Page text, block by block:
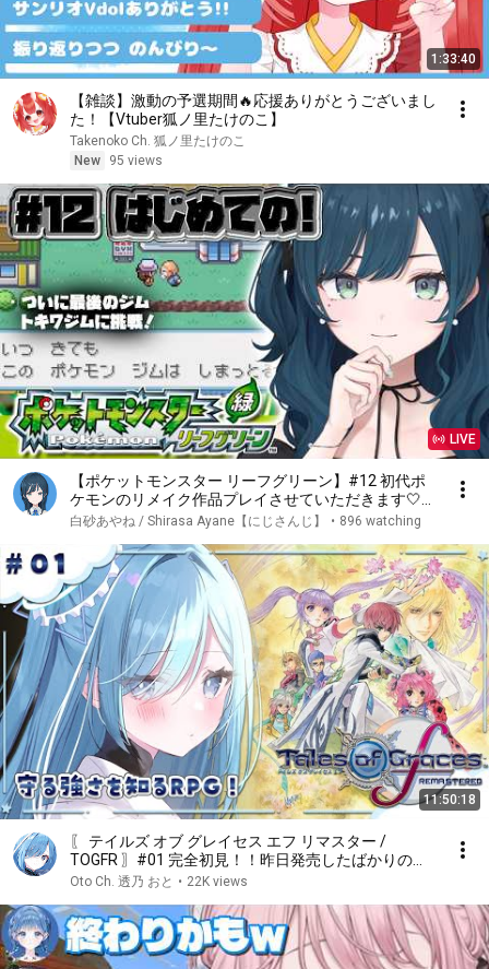
1:33:40
【雑談】激動の予選期間🔥応援ありがとうございまし
た！【Vtuber狐ノ里たけのこ】
Takenoko Ch. 狐ノ里たけのこ
New
95 views
LIVE
【ポケットモンスター リーフグリーン】#12 初代ポ
ケモンのリメイク作品プレイさせていただきます🤍【
白砂あやね / にじさんじ 】
白砂あやね / Shirasa Ayane【にじさんじ】 • 896 watching
11:50:18
〖 テイルズ オブ グレイセス エフ リマスター /
TOGFR 〗#01 完全初見！！昨日発売したばかりのリ
マスター版✧*｡ 〖 透乃おと / Varium 〗
Oto Ch. 透乃 おと • 22K views